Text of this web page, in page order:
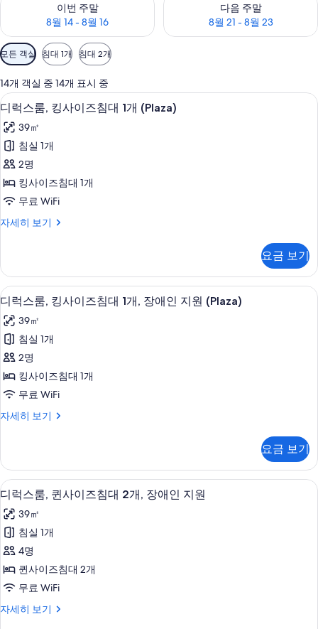
이번 주말
8월 14 - 8월 16
다음 주말
8월 21 - 8월 23
객
실
에
사
용
가
능
한
터
모든 객실 침대 1개 침대 2개
14개 객실 중 14개 표시 중
디
럭
스
룸,
킹
사
즈
대
개
(Plaza)
사
진
모
두
보
고급 침구, 템퍼페딕 침대, 객실 내 금고
6
디럭스룸, 킹사이즈침대 1개 (Plaza)
39㎡
침실 1개
2명
킹사이즈침대 1개
무료 WiFi
자세히 보기
디
킹
사
이
즈
침
대
개
(Plaza)
자
세
히
요금 보기
디
럭
스
룸,
킹
사
즈
대
개,
장
애
인
지
원
(Plaza)
고급 침구, 템퍼페딕 침대, 객실 내 금고
4
디럭스룸, 킹사이즈침대 1개, 장애인 지원 (Plaza)
39㎡
침실 1개
2명
킹사이즈침대 1개
무료 WiFi
자세히 보기
디
킹
사
이
즈
침
대
개,
장
애
인
지
요금 보기
디
럭
스
룸,
퀸
사
즈
고급 침구, 템퍼페딕 침대, 객실 내 금고
6
디럭스룸, 퀸사이즈침대 2개, 장애인 지원
39㎡
침실 1개
4명
퀸사이즈침대 2개
무료 WiFi
자세히 보기
디